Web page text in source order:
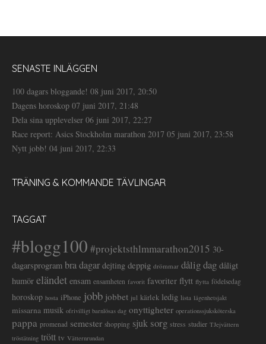
SENASTE INLÄGGEN
100 dagars bloggande! 08 juni 2017, 20:50
Dagens horoskop 07 juni 2017, 21:48
Dela sina upplevelser 06 juni 2017, 22:27
Race report: Asics Stockholm marathon 2017 05 juni 2017, 23:58
Nytt jobb! 04 juni 2017, 22:33
TRÄNING & KOMMANDE TÄVLINGAR
TAGGAT
#blogg100 #projektsthlmmarathon2015 30-
dagarsprogram bra dagar dejting deppig drömmar dålig dag dåligt
humör eländet ensam ensamheten favorit favoriter flytt flytta födelsedag
horoskop hosta iPhone jobb jobbet jul kärlek ledig lista lägenhetsjakt
missarna musik ofrivilligt barnlösas dag onyttigheter operationssjuksköterska
pappa promenad semester shopping sjuk sorg stress studier TJejvättern
tröstätning trött tv Vätternrundan